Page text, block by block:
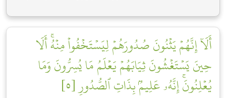
أَلَآ إِنَّهُمۡ يَثۡنُونَ صُدُورَهُمۡ لِيَسۡتَخۡفُواْ مِنۡهُۚ أَلَا
حِينَ يَسۡتَغۡشُونَ ثِيَابَهُمۡ يَعۡلَمُ مَا يُسِرُّونَ وَمَا
يُعۡلِنُونَۚ إِنَّهُۥ عَلِيمُۢ بِذَاتِ ٱلصُّدُورِ [٥]